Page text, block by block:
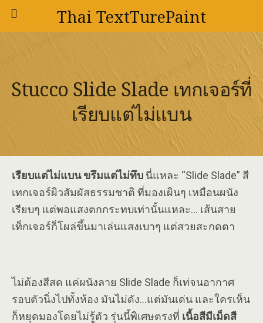
Thai TextTurePaint
Stucco Slide Slade เทกเจอร์ที่
เรียบแต่ไม่แบน
เรียบแต่ไม่แบน ขรึมแต่ไม่ทึบ นี่แหละ “Slide Slade” สี
เทกเจอร์ผิวสัมผัสธรรมชาติ ที่มองเผินๆ เหมือนผนัง
เรียบๆ แต่พอแสงตกกระทบเท่านั้นแหละ… เส้นสาย
เท็กเจอร์ก็โผล่ขึ้นมาเล่นแสงเบาๆ แต่สวยสะกดตา
ไม่ต้องสีสด แค่ผนังลาย Slide Slade ก็เท่จนอากาศ
รอบตัวนิ่งไปทั้งห้อง มันไม่ดัง…แต่มันเด่น และใครเห็น
ก็หยุดมองโดยไม่รู้ตัว รุ่นนี้พิเศษตรงที่ เนื้อสีมีเม็ดสี